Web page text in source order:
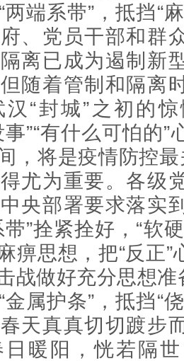
系带”，抵挡“麻
、党员干部和群
离已成为遏制新
随着管制和隔离
“封城”之初的
”“有什么可怕的
，将是疫情防控最
尤为重要。各级
央部署要求落实
”拴紧拴好，“软
痹思想，把“反正
战做好充分思想准
护条”，抵挡“侥
天真真切切踱步
日暖阳，恍若隔